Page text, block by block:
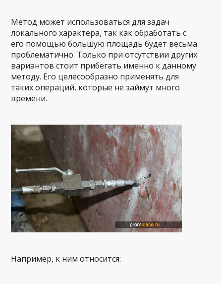
Метод может использоваться для задач
локального характера, так как обработать с
его помощью большую площадь будет весьма
проблематично. Только при отсутствии других
вариантов стоит прибегать именно к данному
методу. Его целесообразно применять для
таких операций, которые не займут много
времени.
Например, к ним относится: